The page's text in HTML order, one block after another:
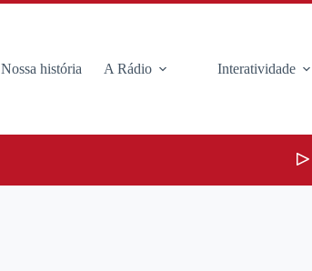
Nossa história A Rádio Interatividade